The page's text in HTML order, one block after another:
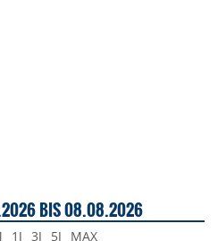
BIS 08.08.2026
1J 3J 5J MAX